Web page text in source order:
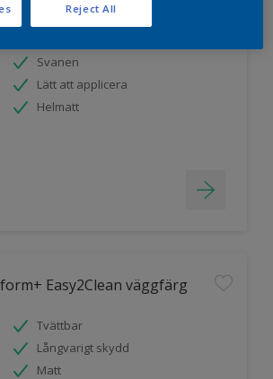
Endless Sky takfärg
Svanen
Lätt att applicera
Helmatt
Easy2Clean väggfärg
Tvättbar
Långvarigt skydd
Matt
Reject All